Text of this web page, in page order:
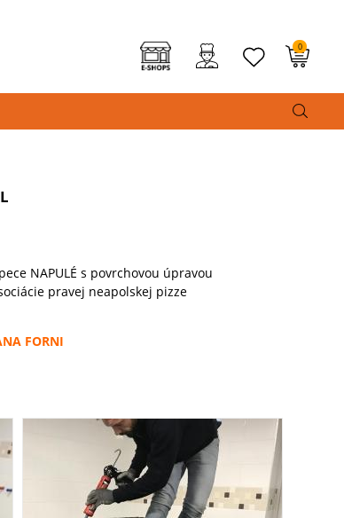
0
NAPULÉ s povrchovou úpravou
pravej neapolskej pizze
FORNI